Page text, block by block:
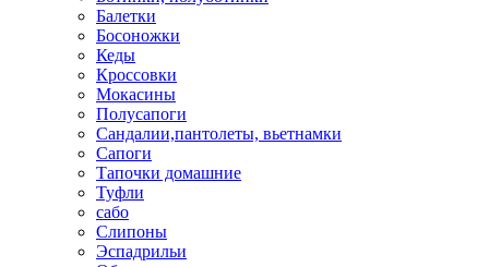
Балетки
Босоножки
Кеды
Кроссовки
Мокасины
Полусапоги
Сандалии,пантолеты, вьетнамки
Сапоги
Тапочки домашние
Туфли
сабо
Слипоны
Эспадрильи